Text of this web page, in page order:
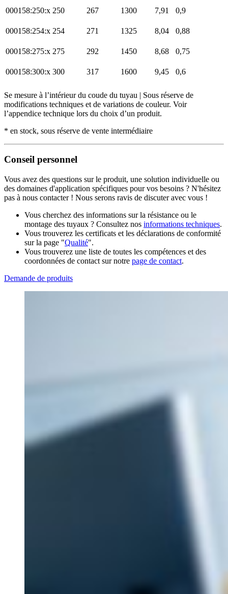
000158:250:x 250 267 1300 7,91 0,9
000158:254:x 254 271 1325 8,04 0,88
000158:275:x 275 292 1450 8,68 0,75
000158:300:x 300 317 1600 9,45 0,6
Se mesure à l’intérieur du coude du tuyau | Sous réserve de
modifications techniques et de variations de couleur. Voir
l’appendice technique lors du choix d’un produit.
* en stock, sous réserve de vente intermédiaire
Conseil personnel
Vous avez des questions sur le produit, une solution individuelle ou
des domaines d'application spécifiques pour vos besoins ? N'hésitez
pas à nous contacter ! Nous serons ravis de discuter avec vous !
Vous cherchez des informations sur la résistance ou le
montage des tuyaux ? Consultez nos informations techniques.
Vous trouverez les certificats et les déclarations de conformité
sur la page "Qualité".
Vous trouverez une liste de toutes les compétences et des
coordonnées de contact sur notre page de contact.
Demande de produits